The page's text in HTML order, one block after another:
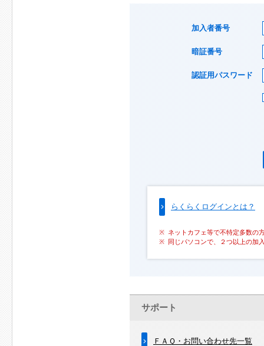
加入者番号
暗証番号
認証用パスワード
らくらくログインとは？
ネットカフェ等で不特定多数の
同じパソコンで、２つ以上の加
サポート
ＦＡＱ・お問い合わせ先一覧